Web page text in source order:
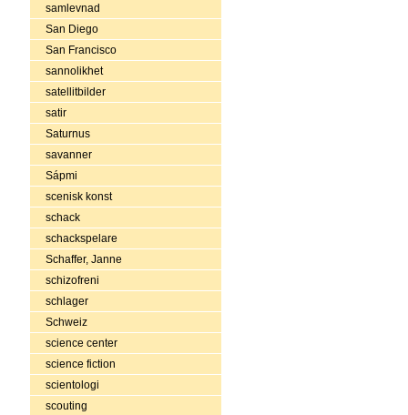
samlevnad
San Diego
San Francisco
sannolikhet
satellitbilder
satir
Saturnus
savanner
Sápmi
scenisk konst
schack
schackspelare
Schaffer, Janne
schizofreni
schlager
Schweiz
science center
science fiction
scientologi
scouting